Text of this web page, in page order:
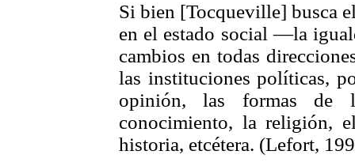
Si bien [Tocqueville] busca
en el estado social —la
cambios en todas
las instituciones políticas,
opinión, las formas de
conocimiento, la religión,
historia, etcétera. (Lefort,